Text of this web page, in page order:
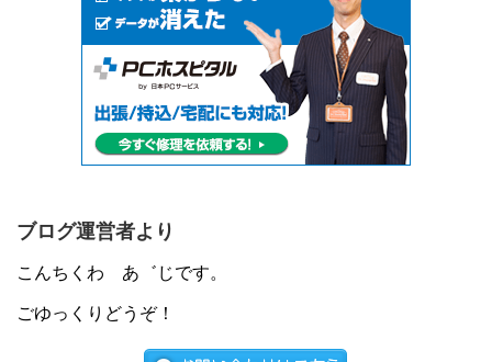
ブログ運営者より
こんちくわ あ゛じです。
ごゆっくりどうぞ！